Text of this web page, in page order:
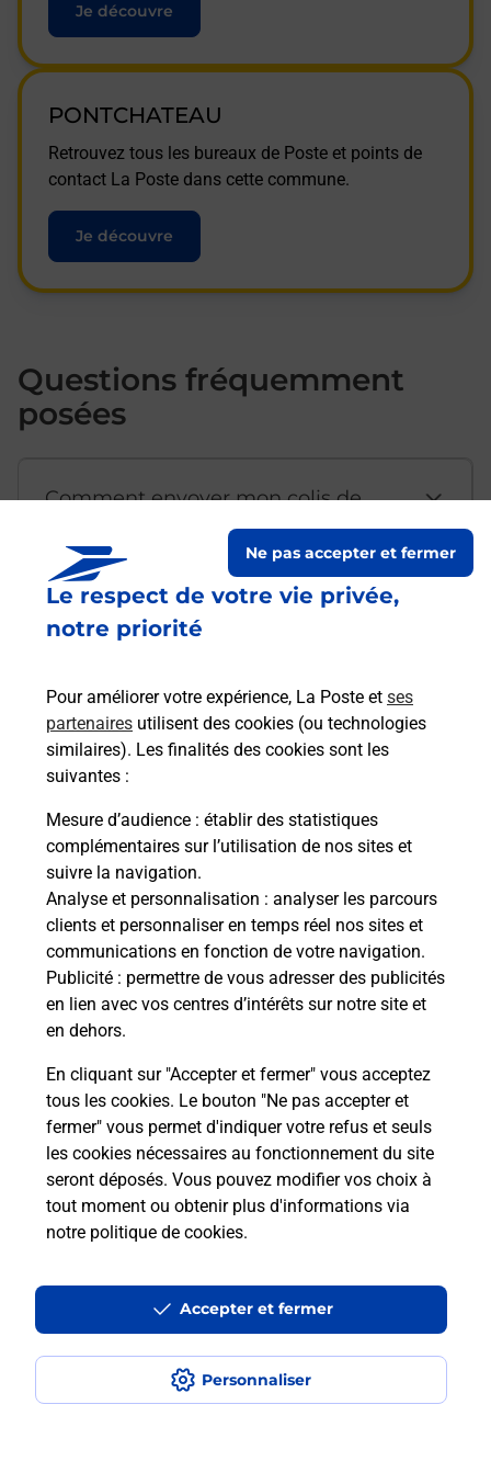
Le respect de votre vie privée,
notre priorité
Pour améliorer votre expérience, La Poste et ses
partenaires utilisent des cookies (ou technologies
similaires). Les finalités des cookies sont les
suivantes :
Mesure d’audience : établir des statistiques
complémentaires sur l’utilisation de nos sites et
suivre la navigation.
Analyse et personnalisation : analyser les parcours
clients et personnaliser en temps réel nos sites et
communications en fonction de votre navigation.
Publicité : permettre de vous adresser des publicités
en lien avec vos centres d’intérêts sur notre site et
en dehors.
En cliquant sur "Accepter et fermer" vous acceptez
tous les cookies. Le bouton "Ne pas accepter et
fermer" vous permet d'indiquer votre refus et seuls
les cookies nécessaires au fonctionnement du site
seront déposés. Vous pouvez modifier vos choix à
tout moment ou obtenir plus d'informations via
notre politique de cookies.
Personnaliser
Ne pas accepter et fermer
Accepter et fermer
Je découvre
PONTCHATEAU
Retrouvez tous les bureaux de Poste et points de
contact La Poste dans cette commune.
Je découvre
Questions fréquemment
posées
Comment envoyer mon colis de
Est-il possible d’acheter un
emballage directement depuis un
Comment demander une
modification de livraison ?
Comment La Poste participe-t-elle
à votre sécurité au quotidien ?
Puis-je passer mon code de la route
avec La Poste et sous quelles
conditions ?
Localiser Liste Loire-Atlantique PRINQUIAU
Accessibilité : partiellement conforme
Conditions contractuelles
Mentions légales